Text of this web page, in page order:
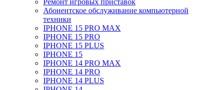
Ремонт игровых приставок
Абонентское обслуживание компьютерной
техники
IPHONE 15 PRO MAX
IPHONE 15 PRO
IPHONE 15 PLUS
IPHONE 15
IPHONE 14 PRO MAX
IPHONE 14 PRO
IPHONE 14 PLUS